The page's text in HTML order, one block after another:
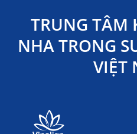
TRUNG TÂM
NHA TRONG
VIỆT